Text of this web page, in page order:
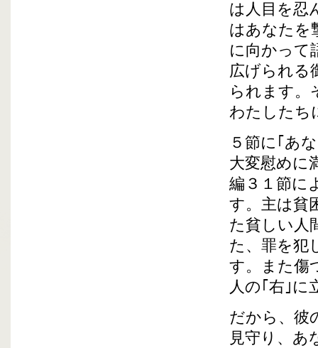
は人目を忍
はあなたを
に向かって
広げられる
られます。
わたしたち
５節に｢あ
大変慰めに
編３１節に
す。主は貧
た貧しい人
た、罪を犯
す。また傷
人の｢右｣に
だから、彼
見守り、あ